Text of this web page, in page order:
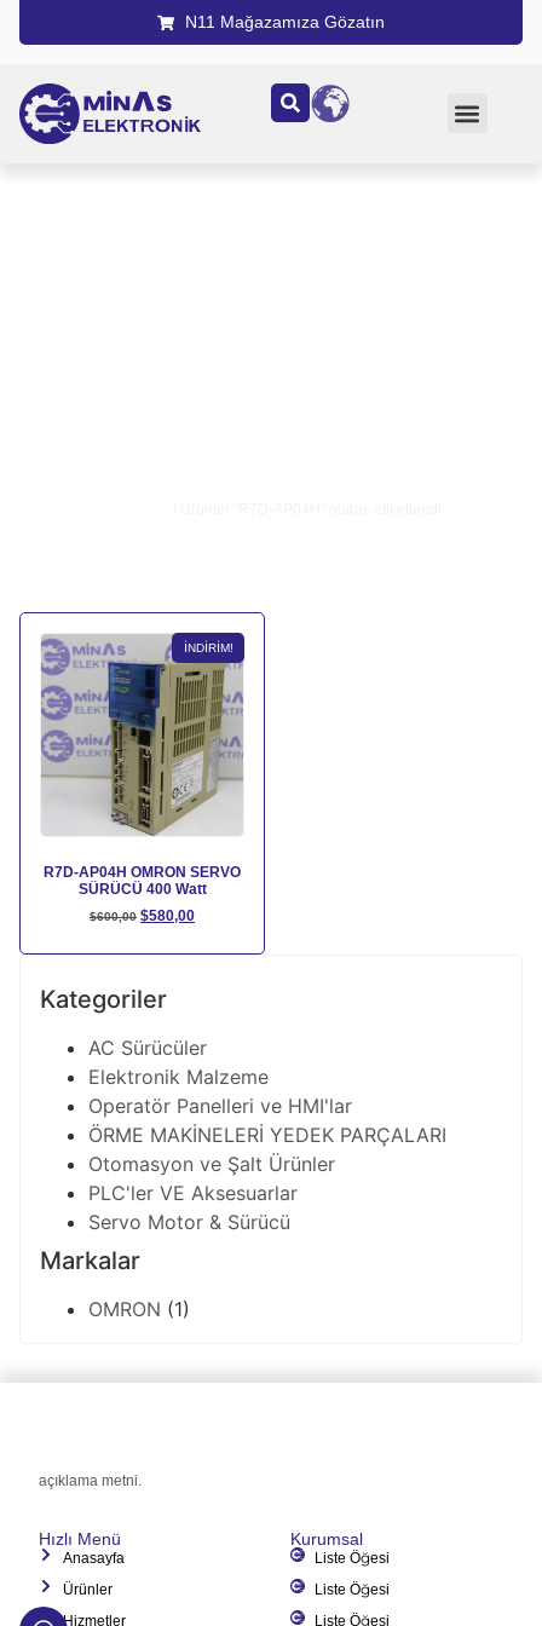
N11 Mağazamıza Gözatın
Kategoriler
AC Sürücüler
Elektronik Malzeme
Operatör Panelleri ve HMI'lar
ÖRME MAKİNELERİ YEDEK PARÇALARI
Otomasyon ve Şalt Ürünler
PLC'ler VE Aksesuarlar
Servo Motor & Sürücü
Markalar
OMRON (1)
İNDIRIM!
R7D-AP04H OMRON SERVO
SÜRÜCÜ 400 Watt
$600,00 $580,00
açıklama metni.
Hızlı Menü
Anasayfa
Ürünler
Hizmetler
Kurumsal
Liste Öğesi
Liste Öğesi
Liste Öğesi